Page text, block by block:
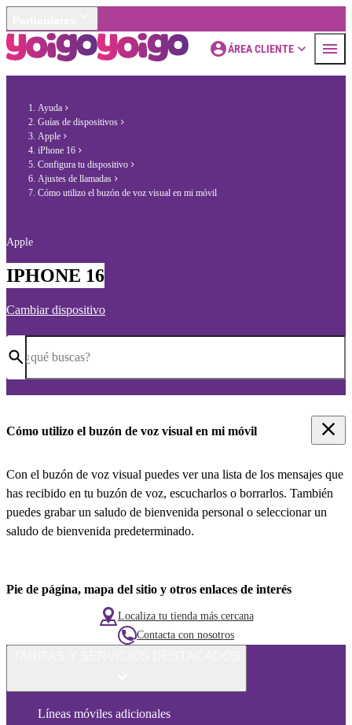
ÁREA CLIENTE
Ayuda
Guías de dispositivos
Apple
iPhone 16
Configura tu dispositivo
Ajustes de llamadas
Cómo utilizo el buzón de voz visual en mi móvil
Apple
IPHONE 16
Cambiar dispositivo
¿qué buscas?
Cómo utilizo el buzón de voz visual en mi móvil
Con el buzón de voz visual puedes ver una lista de los mensajes que
has recibido en tu buzón de voz, escucharlos o borrarlos. También
puedes grabar un saludo de bienvenida personal o seleccionar un
saludo de bienvenida predeterminado.
Pie de página, mapa del sitio y otros enlaces de interés
Localiza tu tienda más cercana
Contacta con nosotros
Líneas móviles adicionales